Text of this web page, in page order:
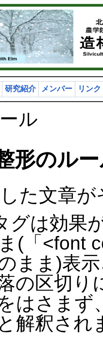
研究紹介 メンバー リンク
ル
形のル
た文章
グは効果
(「<font
まま)表
の区切り
はさまず
解釈され